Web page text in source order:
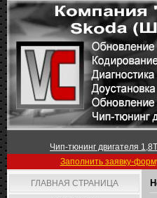
Чип-тюнинг двигателя
Заполнить заявку-
ГЛАВНАЯ СТРАНИЦА